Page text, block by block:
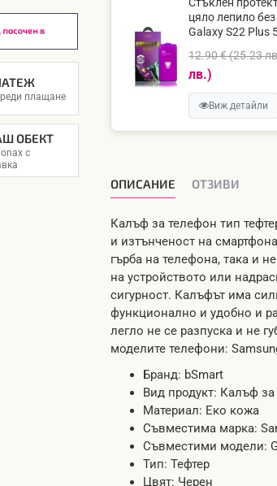
плащане
ОБЕКТ
с
цяло лепило
Galaxy S22 Plus
12.90 € (25.23
лв.)
Виж детайли
ОПИСАНИЕ OТЗИВИ
Калъф за телефон тип
и изтънченост на
гърба на телефона, така и
на устройството или
сигурност. Калъфът има
функционално и удобно и
легло не се разпуска и не
моделите телефони:
Бранд: bSmart
Вид продукт: Калъф
Материал: Еко кожа
Съвместима марка:
Съвместими модели:
Тип: Тефтер
Цвят: Черен